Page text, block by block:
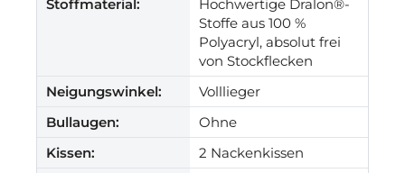
Stoffmaterial:
Hochwertige Dralon®-
Stoffe aus 100 %
Polyacryl, absolut frei
von Stockflecken
Neigungswinkel:
Volllieger
Bullaugen:
Ohne
Kissen:
2 Nackenkissen